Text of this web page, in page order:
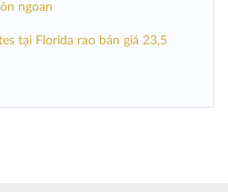
ngoan
tại Florida rao bán giá 23,5